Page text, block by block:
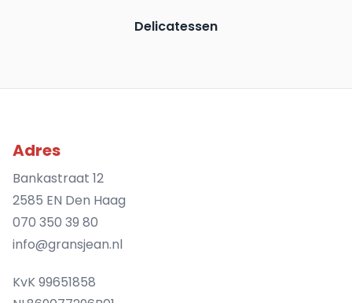
Delicatessen
Adres
Bankastraat 12
2585 EN Den Haag
070 350 39 80
info@gransjean.nl
KvK 99651858